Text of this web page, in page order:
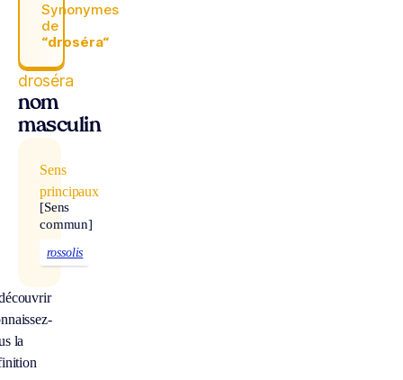
Synonymes
de
“droséra“
droséra
nom
masculin
Sens
principaux
[Sens
commun]
rossolis
la